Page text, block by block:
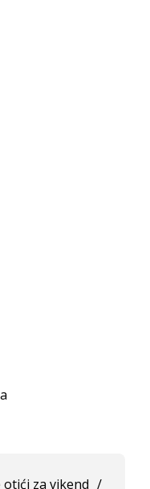
otići za vikend /